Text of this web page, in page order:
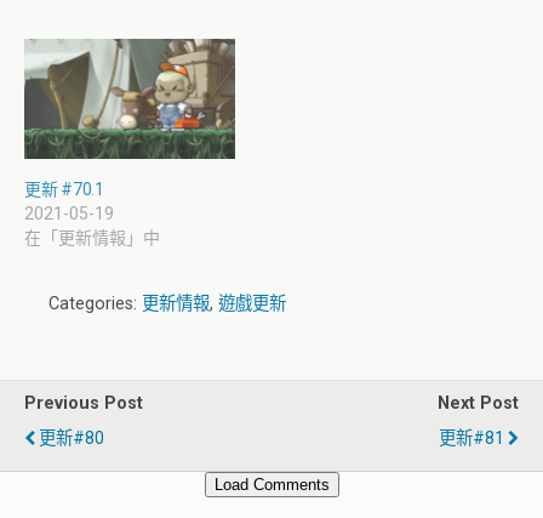
更新 #70.1
2021-05-19
在「更新情報」中
Categories: 更新情報, 遊戲更新
Previous Post
更新#80
Next Post
更新#81
Load Comments